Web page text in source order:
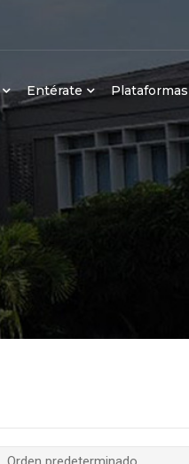
Entérate Plataformas